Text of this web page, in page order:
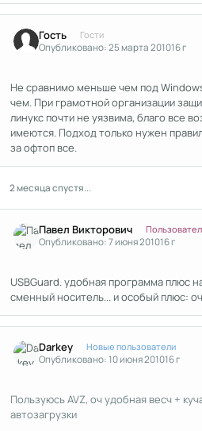
Гость Гости
Опубликовано:25 марта 201016 г
Не сравнимо меньше чем под
чем. При грамотной организации
линукс почти не уязвима, благо все
имеются. Подход только нужен
за офтоп все.
2 месяца спустя...
Павел Викторович
Опубликовано:7 июня 201016 г
USBGuard. удобная программа плюс
сменный носитель... и особый плюс:
Darkey Новые пользователи
Опубликовано:10 июня 201016 г
Пользуюсь AVZ, оч удобная весч +
автозагрузки